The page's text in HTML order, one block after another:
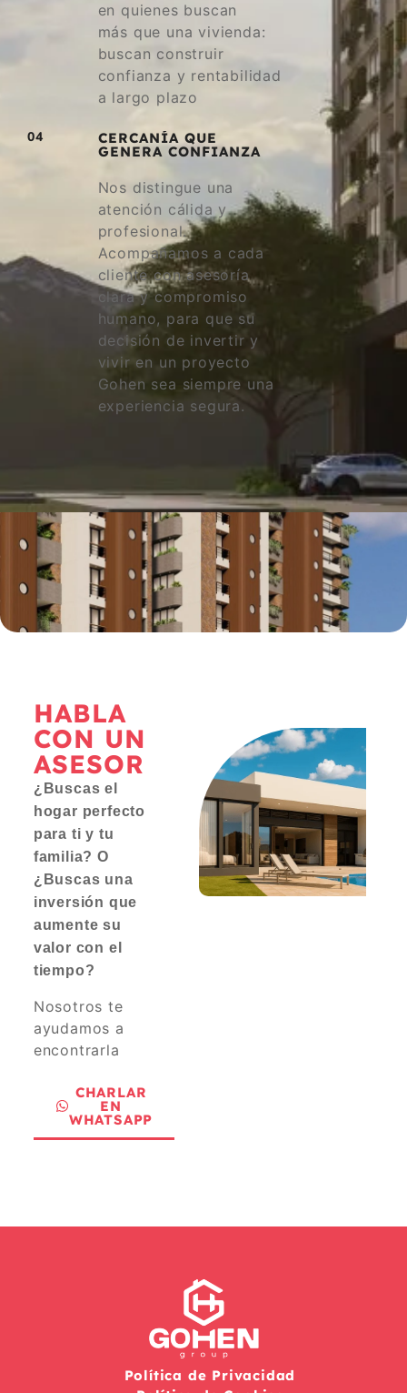
en quienes buscan
más que una vivienda:
buscan construir
confianza y rentabilidad
a largo plazo
04 CERCANÍA QUE
GENERA CONFIANZA
Nos distingue una
atención cálida y
profesional.
Acompañamos a cada
cliente con asesoría
clara y compromiso
humano, para que su
decisión de invertir y
vivir en un proyecto
Gohen sea siempre una
experiencia segura.
HABLA
CON UN
ASESOR
¿Buscas el
hogar perfecto
para ti y tu
familia? O
¿Buscas una
inversión que
aumente su
valor con el
tiempo?
Nosotros te
ayudamos a
encontrarla
CHARLAR
EN
WHATSAPP
Política de Privacidad